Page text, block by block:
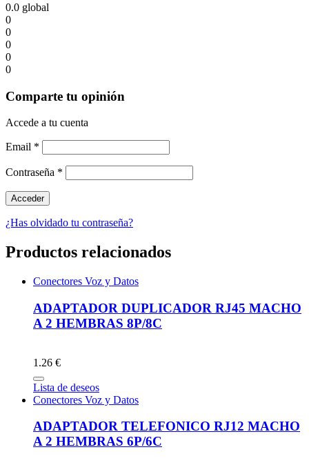
0.0 global
0
0
0
0
0
Comparte tu opinión
Accede a tu cuenta
Email *
Contraseña *
¿Has olvidado tu contraseña?
Productos relacionados
Conectores Voz y Datos
ADAPTADOR DUPLICADOR RJ45 MACHO
A 2 HEMBRAS 8P/8C
1.26 €
Lista de deseos
Conectores Voz y Datos
ADAPTADOR TELEFONICO RJ12 MACHO
A 2 HEMBRAS 6P/6C